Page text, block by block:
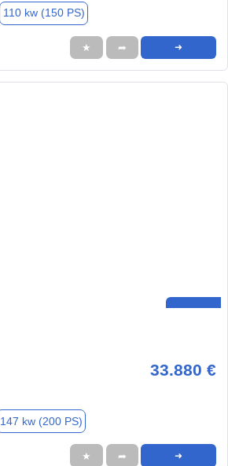
110 kw (150 PS)
★ ➦ ➜
33.880 €
147 kw (200 PS)
★ ➦ ➜